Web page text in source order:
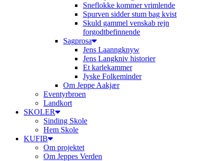
Sneflokke kommer vrimlende
Spurven sidder stum bag kvist
Skuld gammel venskab rejn
forgodtbefinnende
Sagprosa
Jens Laanngknyw
Jens Langkniv historier
Et karlekammer
Jyske Folkeminder
Om Jeppe Aakjær
Eventyrbroen
Landkort
SKOLER
Sinding Skole
Hem Skole
KUFIB
Om projektet
Om Jeppes Verden